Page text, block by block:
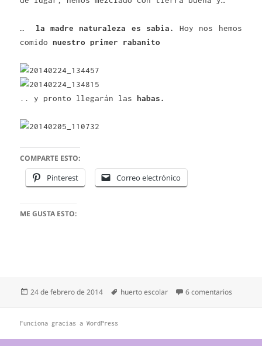
… la madre naturaleza es sabia.Hoy nos hemos
comido nuestro primer rabanito
.. y pronto llegarán lashabas.
COMPARTE ESTO:
Pinterest Correo electrónico
ME GUSTA ESTO:
Publicado
24 de febrero de 2014 Etiquetas
huerto escolar 6 comentarios
Funciona gracias a WordPress